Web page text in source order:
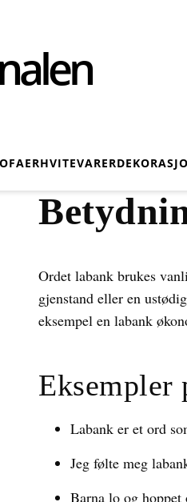
HVITEVARER
Ordet labank brukes
gjenstand eller en
eksempel en labank
Eksempler
Labank er et ord
Jeg følte meg
Barna lo og hoppet